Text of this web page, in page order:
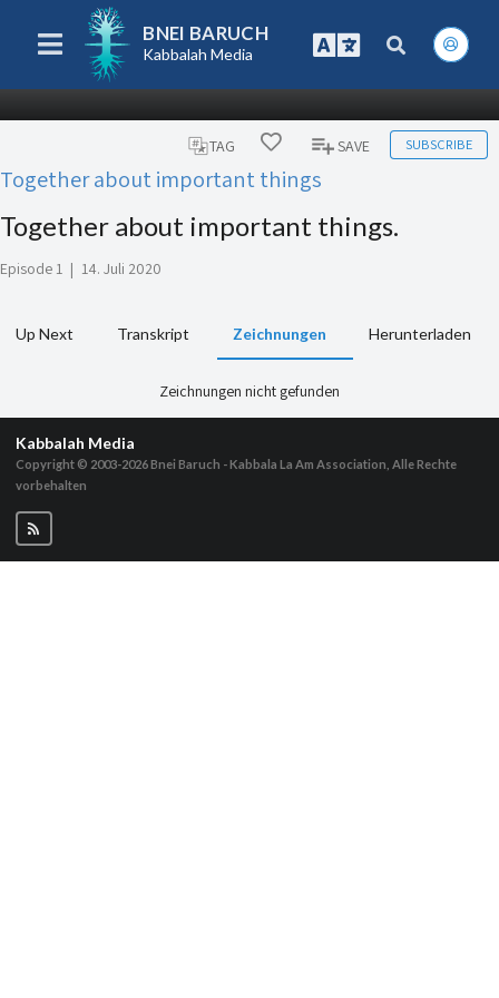
BNEI BARUCH
Kabbalah Media
TAG SAVE SUBSCRIBE
Together about important things
Together about important things.
Episode 1 | 14. Juli 2020
Up Next Transkript Zeichnungen Herunterladen
Zeichnungen nicht gefunden
Kabbalah Media
Copyright © 2003-2026Bnei Baruch - Kabbala La Am Association, Alle Rechte
vorbehalten